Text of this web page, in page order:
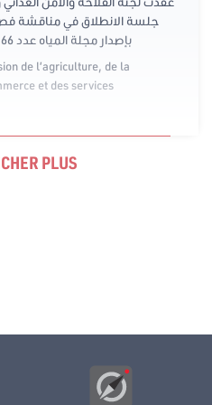
جلسة الانطلاق في مناقشة
بإصدار مجلة المياه عدد 66 لسنة 2019 والتصويت عليها
de l’agriculture, de la
et des services
PLUS